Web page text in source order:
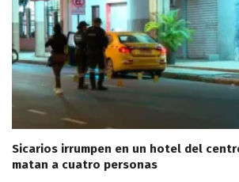
Sicarios irrumpen en un hotel del
matan a cuatro personas